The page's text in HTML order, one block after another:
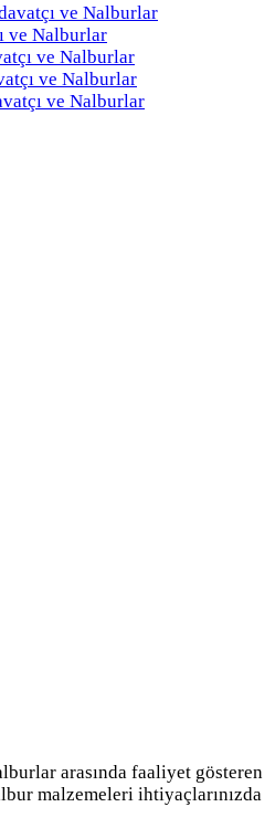
ve Nalburlar
ve Nalburlar
ve Nalburlar
ve Nalburlar
ve Nalburlar
arasında faaliyet gösteren
malzemeleri ihtiyaçlarınızda